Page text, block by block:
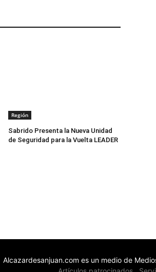
Región
Sabrido Presenta la Nueva Unidad
de Seguridad para la Vuelta LEADER
Alcazardesanjuan.com es un medio de